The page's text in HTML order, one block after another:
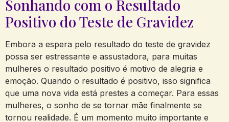
Sonhando com o Resultado
Positivo do Teste de Gravidez
Embora a espera pelo resultado do teste de gravidez
possa ser estressante e assustadora, para muitas
mulheres o resultado positivo é motivo de alegria e
emoção. Quando o resultado é positivo, isso significa
que uma nova vida está prestes a começar. Para essas
mulheres, o sonho de se tornar mãe finalmente se
tornou realidade. É um momento muito importante e